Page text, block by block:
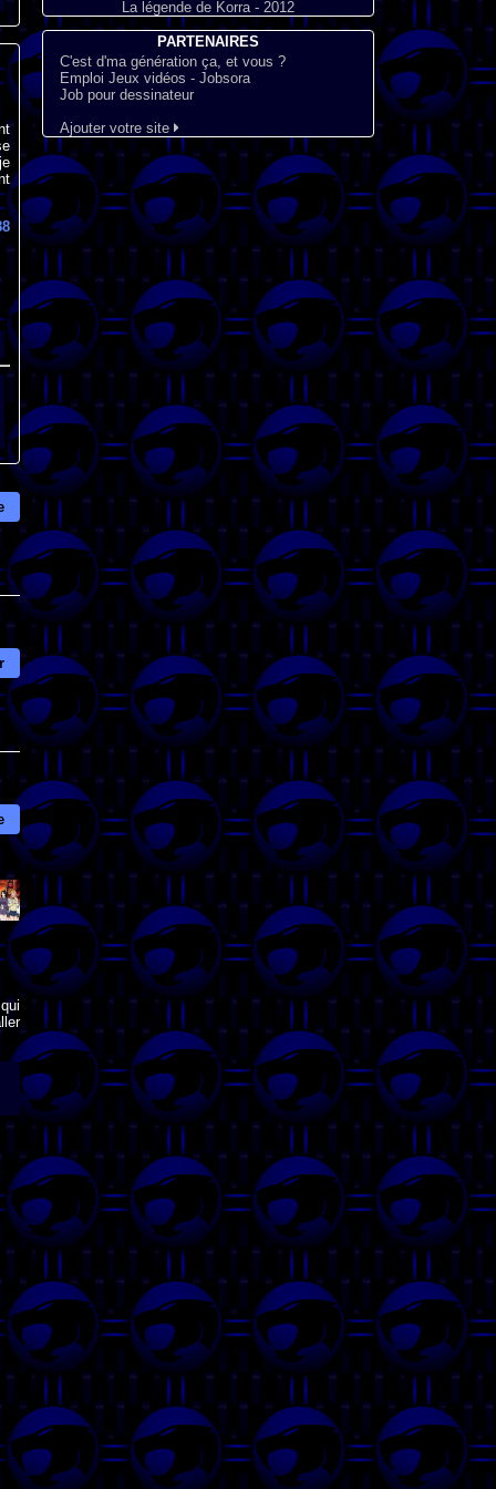
La légende de Korra - 2012
PARTENAIRES
C'est d'ma génération ça, et vous ?
Emploi Jeux vidéos - Jobsora
Job pour dessinateur
Ajouter votre site